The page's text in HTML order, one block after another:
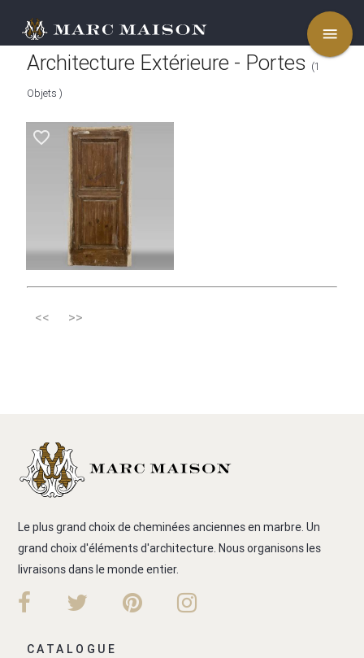
menu
Architecture Extérieure - Portes (1
Objets )
favorite_border
<< >>
Le plus grand choix de cheminées anciennes en marbre. Un
grand choix d'éléments d'architecture. Nous organisons les
livraisons dans le monde entier.
CATALOGUE